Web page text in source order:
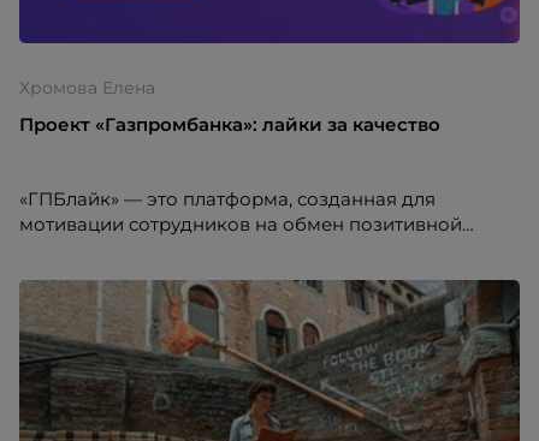
Хромова Елена
Проект «Газпромбанка»: лайки за качество
«ГПБлайк» — это платформа, созданная для
мотивации сотрудников на обмен позитивной
признания, популяризации корпоративных
ценностей банка.